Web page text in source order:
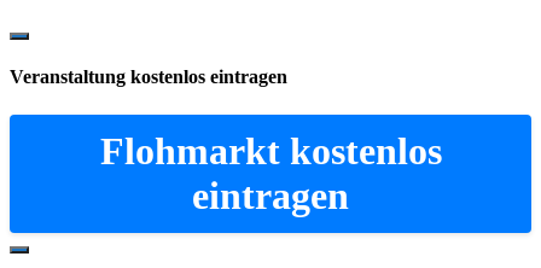
Show
Content
Veranstaltung kostenlos eintragen
Flohmarkt kostenlos
eintragen
Hide